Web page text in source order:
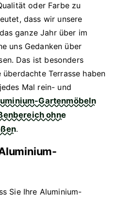
oder Farbe zu
dass wir unsere
ganze Jahr über im
uns Gedanken über
Das ist besonders
Terrasse haben
Mal rein- und
Gartenmöbeln
ohne
.
Sie Ihre Aluminium-